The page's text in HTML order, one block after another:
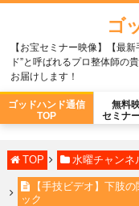
ゴ
【お宝セミナー映像】【最
ド”と呼ばれるプロ整体師の
お届けします！
ゴッドハンド通信
TOP
無料
セミナ
TOP 水曜チャンネ
【手技ビデオ】下肢
ック